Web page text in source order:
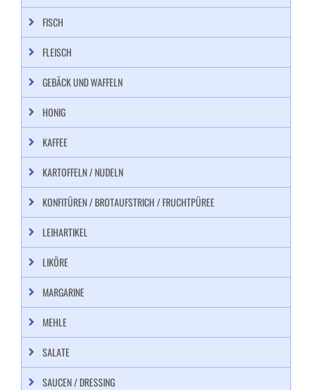
FISCH
FLEISCH
GEBÄCK UND WAFFELN
HONIG
KAFFEE
KARTOFFELN / NUDELN
KONFITÜREN / BROTAUFSTRICH / FRUCHTPÜREE
LEIHARTIKEL
LIKÖRE
MARGARINE
MEHLE
SALATE
SAUCEN / DRESSING